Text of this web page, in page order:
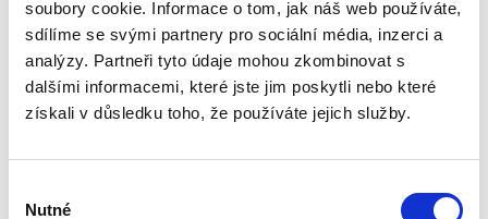
soubory cookie. Informace o tom, jak náš web používáte,
sdílíme se svými partnery pro sociální média, inzerci a
analýzy. Partneři tyto údaje mohou zkombinovat s
dalšími informacemi, které jste jim poskytli nebo které
získali v důsledku toho, že používáte jejich služby.
souhlasu
Nutné
uživatelský zážitek více efektivní.
Zákon uvádí, že můžeme ukládat cookies na
vašem zařízení, pokud jsou nezbytně nutné pro